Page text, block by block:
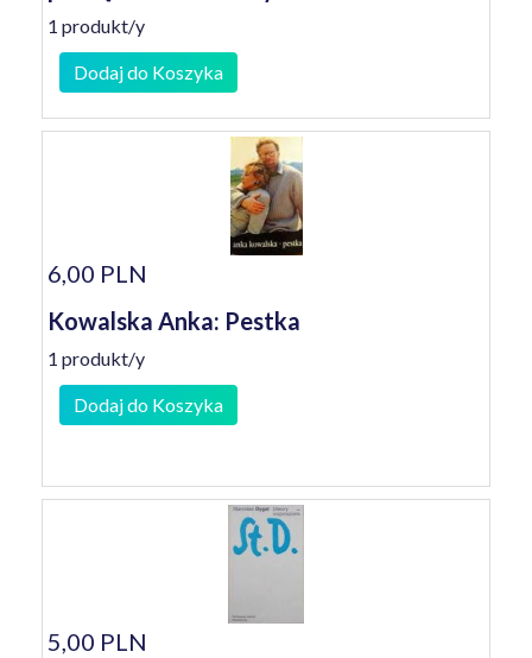
1 produkt/y
Dodaj do Koszyka
6,00 PLN
Kowalska Anka: Pestka
1 produkt/y
Dodaj do Koszyka
5,00 PLN